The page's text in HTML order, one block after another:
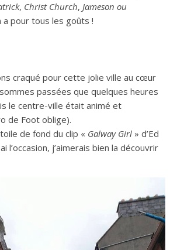
, Christ Church, Jameson ou
a pour tous les goûts !
craqué pour cette jolie ville au cœur
passées que quelques heures
le centre-ville était animé et
de Foot oblige).
de fond du clip « Galway Girl » d’Ed
l’occasion, j’aimerais bien la découvrir